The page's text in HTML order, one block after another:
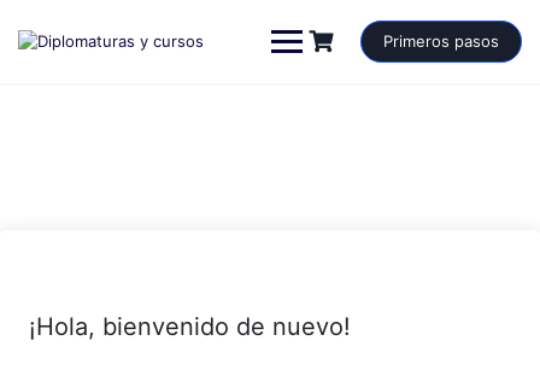
contenido
Primeros pasos
¡Hola, bienvenido de nuevo!